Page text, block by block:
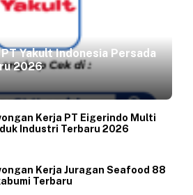
Yakult Indonesia Persada
2026
Kerja PT Eigerindo Multi
Industri Terbaru 2026
Kerja Juragan Seafood 88
Terbaru